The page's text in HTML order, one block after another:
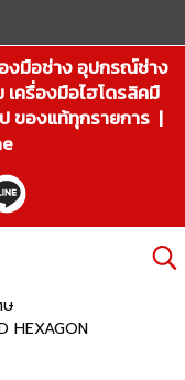
งมือช่าง อุปกรณ์ช่าง
ครื่องมือไฮโดรลิคมื
ของแท้ทุกรายการ |
ษ
HEXAGON